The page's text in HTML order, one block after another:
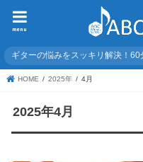
menu
ギターの悩みをスッキリ解決！
HOME 2025年 4月
2025年4月